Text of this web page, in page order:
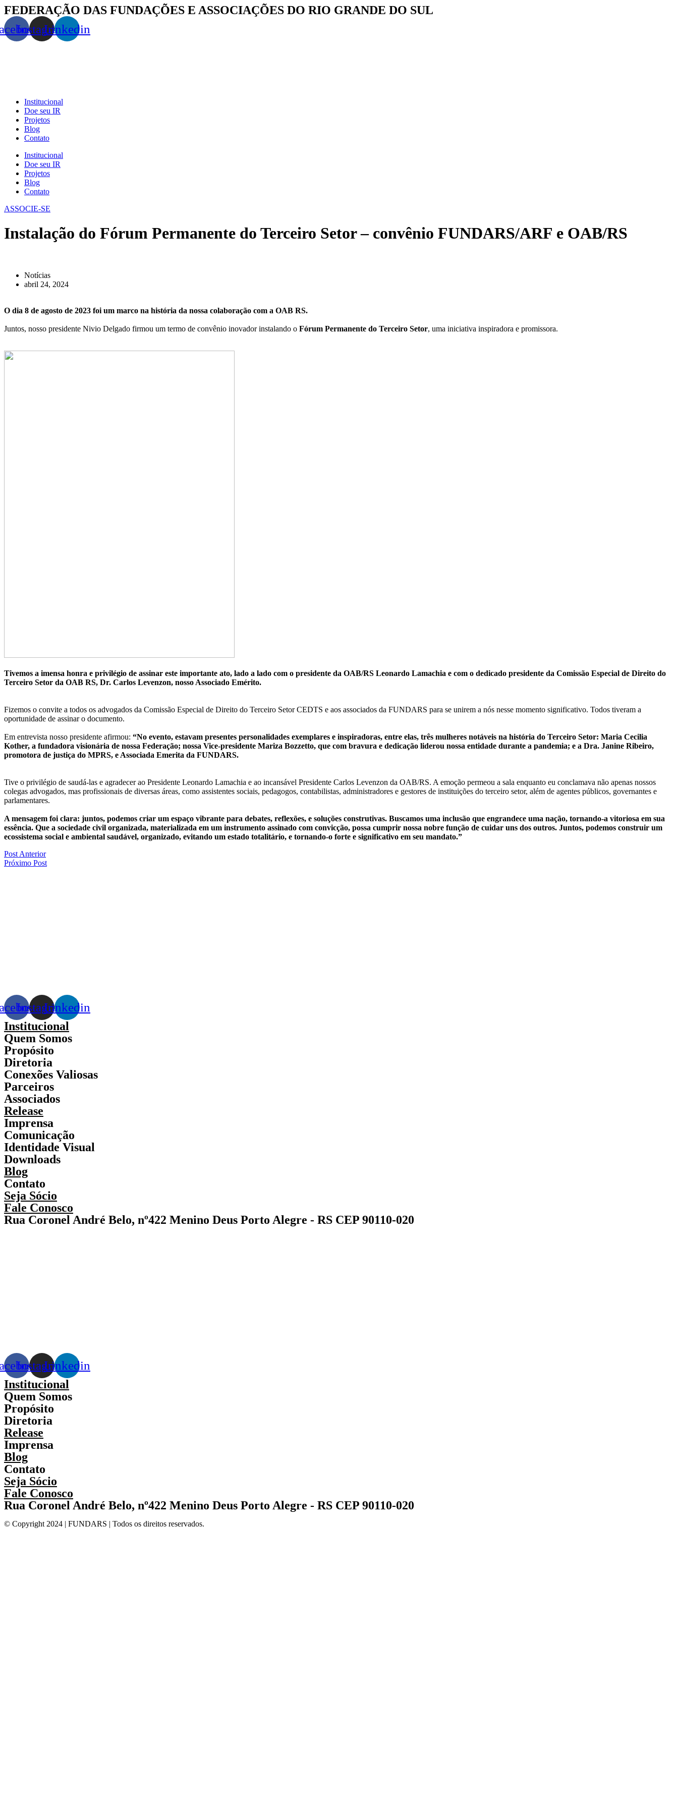
FEDERAÇÃO DAS FUNDAÇÕES E ASSOCIAÇÕES DO RIO GRANDE DO SUL
InstagramLinkedin
Institucional
Doe seu IR
Projetos
Blog
Contato
Institucional
Doe seu IR
Projetos
Blog
Contato
ASSOCIE-SE
Instalação do Fórum Permanente do Terceiro Setor – convênio FUNDARS/ARF e OAB/RS
Notícias
abril 24, 2024
O dia 8 de agosto de 2023 foi um marco na história da nossa colaboração com a OAB RS.
Juntos, nosso presidente Nivio Delgado firmou um termo de convênio inovador instalando o Fórum Permanente do Terceiro Setor, uma iniciativa inspiradora e promissora.
Tivemos a imensa honra e privilégio de assinar este importante ato, lado a lado com o presidente da OAB/RS Leonardo Lamachia e com o dedicado presidente da Comissão Especial de Direito do
Terceiro Setor da OAB RS, Dr. Carlos Levenzon, nosso Associado Emérito.
Fizemos o convite a todos os advogados da Comissão Especial de Direito do Terceiro Setor CEDTS e aos associados da FUNDARS para se unirem a nós nesse momento significativo. Todos tiveram a
oportunidade de assinar o documento.
Em entrevista nosso presidente afirmou: “No evento, estavam presentes personalidades exemplares e inspiradoras, entre elas, três mulheres notáveis na história do Terceiro Setor: Maria Cecilia
Kother, a fundadora visionária de nossa Federação; nossa Vice-presidente Mariza Bozzetto, que com bravura e dedicação liderou nossa entidade durante a pandemia; e a Dra. Janine Ribeiro,
promotora de justiça do MPRS, e Associada Emerita da FUNDARS.
Tive o privilégio de saudá-las e agradecer ao Presidente Leonardo Lamachia e ao incansável Presidente Carlos Levenzon da OAB/RS. A emoção permeou a sala enquanto eu conclamava não apenas nossos
colegas advogados, mas profissionais de diversas áreas, como assistentes sociais, pedagogos, contabilistas, administradores e gestores de instituições do terceiro setor, além de agentes públicos, governantes e
parlamentares.
A mensagem foi clara: juntos, podemos criar um espaço vibrante para debates, reflexões, e soluções construtivas. Buscamos uma inclusão que engrandece uma nação, tornando-a vitoriosa em sua
essência. Que a sociedade civil organizada, materializada em um instrumento assinado com convicção, possa cumprir nossa nobre função de cuidar uns dos outros. Juntos, podemos construir um
ecossistema social e ambiental saudável, organizado, evitando um estado totalitário, e tornando-o forte e significativo em seu mandato.”
Post Anterior
Próximo Post
InstagramLinkedin
Institucional
Quem Somos
Propósito
Diretoria
Conexões Valiosas
Parceiros
Associados
Release
Imprensa
Comunicação
Identidade Visual
Downloads
Blog
Contato
Seja Sócio
Fale Conosco
Rua Coronel André Belo, nº422 Menino Deus Porto Alegre - RS CEP 90110-020
InstagramLinkedin
Institucional
Quem Somos
Propósito
Diretoria
Release
Imprensa
Blog
Contato
Seja Sócio
Fale Conosco
Rua Coronel André Belo, nº422 Menino Deus Porto Alegre - RS CEP 90110-020
© Copyright 2024 | FUNDARS | Todos os direitos reservados.